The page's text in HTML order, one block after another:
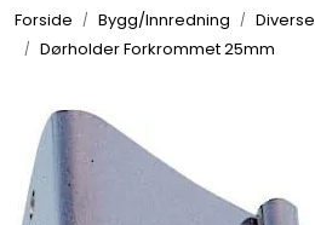
Forside Bygg/Innredning Diverse
Dørholder Forkrommet 25mm
Elektrisk
Bygg/Innredning
Komfort